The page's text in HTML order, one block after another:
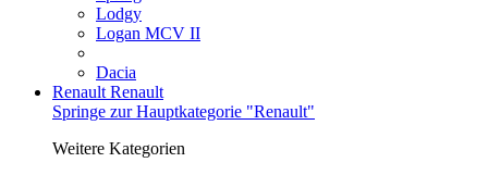
Lodgy
Logan MCV II
Dacia
Renault Renault
Springe zur Hauptkategorie "Renault"
Weitere Kategorien